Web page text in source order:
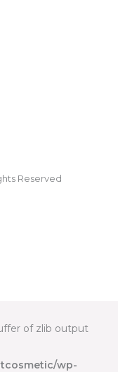
Reserved
of zlib output
wp-